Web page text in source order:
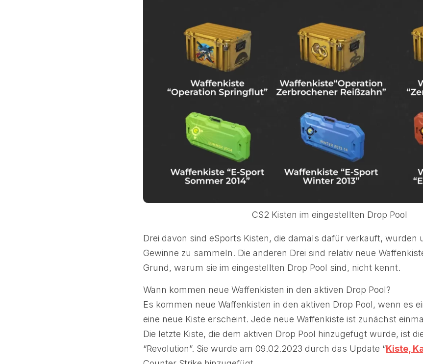
CS2 Kisten im eingestellten Drop Pool
Drei davon sind eSports Kisten, die damals dafür verkauft, wurden
Gewinne zu sammeln. Die anderen Drei sind relativ neue
Grund, warum sie im eingestellten Drop Pool sind, nicht kennt.
Wann kommen neue Waffenkisten in den aktiven Drop Pool?
Es kommen neue Waffenkisten in den aktiven Drop Pool, wenn es
eine neue Kiste erscheint. Jede neue Waffenkiste ist zunächst
Die letzte Kiste, die dem aktiven Drop Pool hinzugefügt wurde, ist
“Revolution”. Sie wurde am 09.02.2023 durch das Update “Kiste,